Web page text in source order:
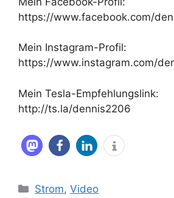
https://www.facebook.com/
Mein Instagram-Profil:
https://www.instagram.com/
Mein Tesla-Empfehlungslink:
http://ts.la/dennis2206
Kategorien
Strom,Video